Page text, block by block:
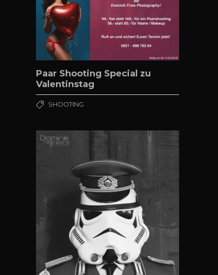
Paar Shooting Special zu
Valentinstag
SHOOTING